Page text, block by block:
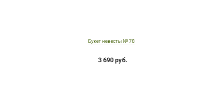
Букет невесты № 78
3 690 руб.